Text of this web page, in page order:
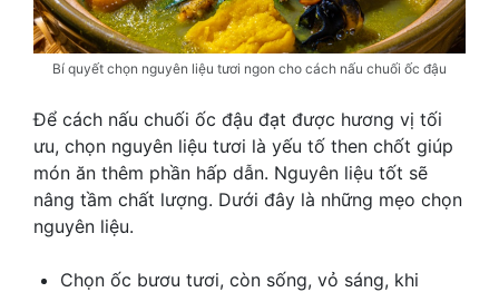
Bí quyết chọn nguyên liệu tươi ngon cho cách nấu chuối ốc đậu
Để cách nấu chuối ốc đậu đạt được hương vị tối
ưu, chọn nguyên liệu tươi là yếu tố then chốt giúp
món ăn thêm phần hấp dẫn. Nguyên liệu tốt sẽ
nâng tầm chất lượng. Dưới đây là những mẹo chọn
nguyên liệu.
Chọn ốc bươu tươi, còn sống, vỏ sáng, khi